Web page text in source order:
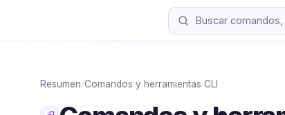
Resumen/Comandos y herramientas CLI